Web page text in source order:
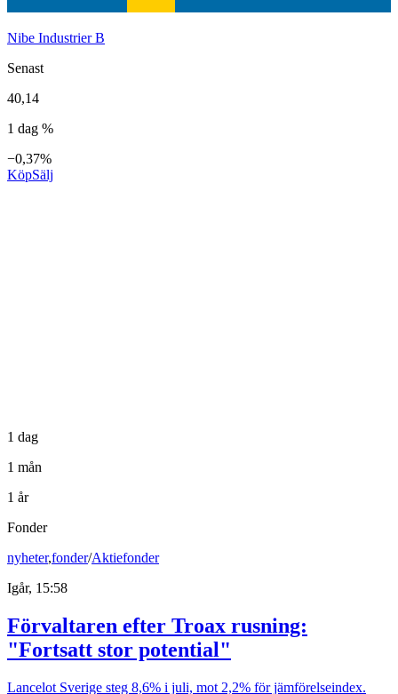
Nibe Industrier B
Senast
40,14
1 dag %
−0,37%
KöpSälj
1 dag
1 mån
1 år
Fonder
nyheter,fonder/Aktiefonder
Igår, 15:58
Förvaltaren efter Troax rusning:
"Fortsatt stor potential"
Lancelot Sverige steg 8,6% i juli, mot 2,2% för jämförelseindex.